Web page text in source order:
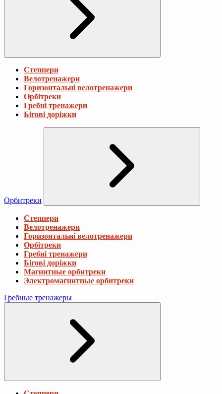
Степпери
Велотренажери
Горизонтальні велотренажери
Орбітреки
Гребні тренажери
Бігові доріжки
Орбитреки
Степпери
Велотренажери
Горизонтальні велотренажери
Орбітреки
Гребні тренажери
Бігові доріжки
Магнитные орбитреки
Электромагнитные орбитреки
Гребные тренажеры